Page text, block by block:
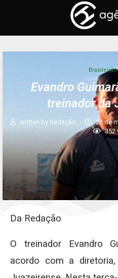
Evandro
treinador da
written by Redação 21 de
352
Da Redação
O treinador Evandro
acordo com a